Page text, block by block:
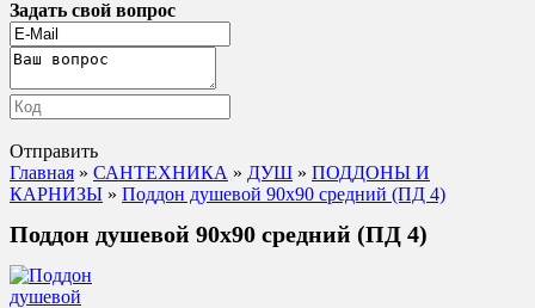
Задать свой вопрос
Отправить
Главная » САНТЕХНИКА » ДУШ » ПОДДОНЫ И
КАРНИЗЫ » Поддон душевой 90х90 средний (ПД 4)
Поддон душевой 90х90 средний (ПД 4)